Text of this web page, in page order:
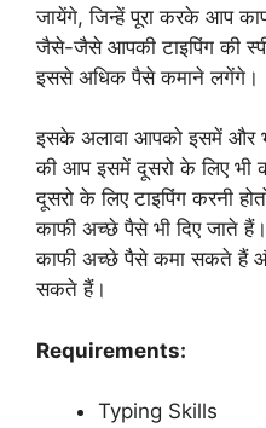
जायेंगे, जिन्हें पूरा करके आप
जैसे-जैसे आपकी टाइपिंग की
इससे अधिक पैसे कमाने लगेंगे।
इसके अलावा आपको इसमें और
की आप इसमें दूसरो के लिए
दूसरो के लिए टाइपिंग करनी
काफी अच्छे पैसे भी दिए जाते
काफी अच्छे पैसे कमा सकते हैं
सकते हैं।
Requirements:
Typing Skills